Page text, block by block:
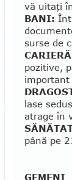
vă uitaţi
BANI:
sur­se de
pozitive,
important
lase
atrage în
până pe
GEMENI